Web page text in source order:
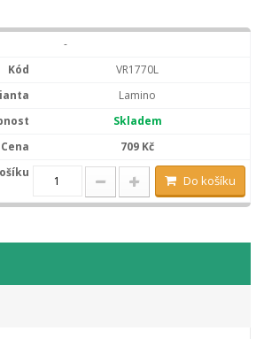
-
VR1770L
Lamino
Skladem
709 Kč
Do košíku